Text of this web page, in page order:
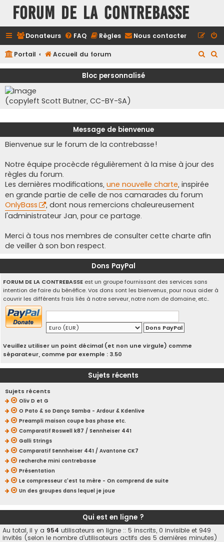
FORUM DE LA CONTREBASSE
Donateurs FAQ Règles Nous contacter
Portail Accueil du forum
e
e
Bloc personnalisé
(copyleft Scott Butner, CC-BY-SA)
Message de bienvenue
Bienvenue sur le forum de la contrebasse!
Notre équipe procècde régulièrement à la mise à jour des
règles du forum.
Les dernières modifications, une nouvelle charte, inspirée
en grande partie de celle de nos camarades du forum
OnlyBass
, dont nous remercions chaleureusement
l'administrateur Jan, pour ce partage.
Merci à tous nos membres de consulter cette charte afin
de veiller à son bon respect.
Dons PayPal
FORUM DE LA CONTREBASSE est un groupe fournissant des services sans
intention de faire du bénéfice. Vos dons sont les bienvenus, pour nous aider à
couvrir les différents frais liés à notre serveur, notre nom de domaine, etc..
Veuillez utiliser un point décimal (et non une virgule) comme
séparateur, comme par exemple : 3.50
Sujets récents
Sujets récents
Oliv D et G
O Pato & so Danço Samba - Ardour & Kdenlive
Preampli maison coupe bas phase etc.
Comparatif Roswell k87 / Sennheiser 441
Galli Strings
Comparatif Sennheiser 441 / Avantone CK7
recherche mini contrebasse
Présentation
Le compresseur c'est ta mère - On comprend de suite
Un des groupes dans lequel je joue
Qui est en ligne ?
Au total, il y a 954 utilisateurs en ligne :: 5 inscrits, 0 invisible et 949
invités (selon le nombre d’utilisateurs actifs des 5 dernières minutes)